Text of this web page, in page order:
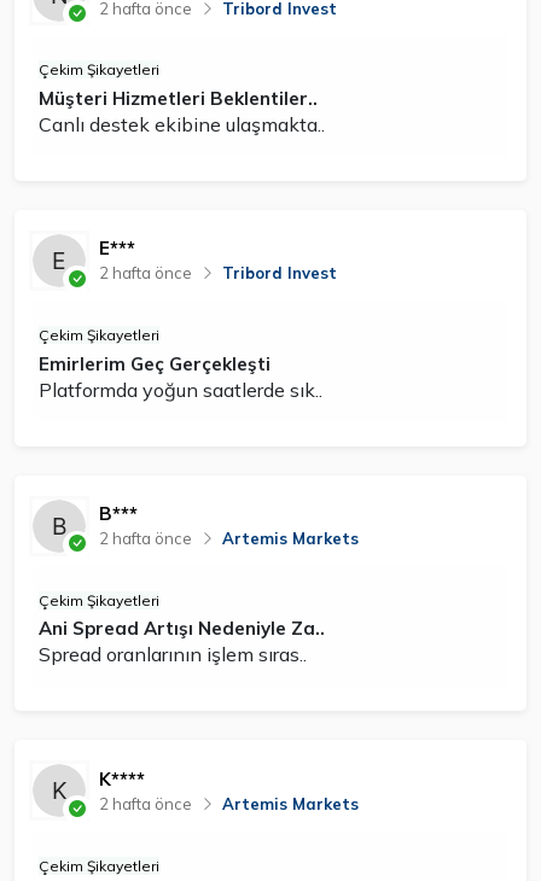
2 hafta önce Tribord Invest
Çekim Şikayetleri
Müşteri Hizmetleri Beklentiler..
Canlı destek ekibine ulaşmakta..
E***
2 hafta önce Tribord Invest
Çekim Şikayetleri
Emirlerim Geç Gerçekleşti
Platformda yoğun saatlerde sık..
B***
2 hafta önce Artemis Markets
Çekim Şikayetleri
Ani Spread Artışı Nedeniyle Za..
Spread oranlarının işlem sıras..
K****
2 hafta önce Artemis Markets
Çekim Şikayetleri